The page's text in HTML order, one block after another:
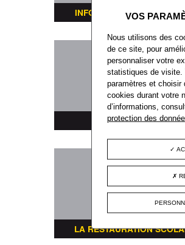
INFORMATIONS
PLAN DE LA VILLE
LA RESTAURATION
Nous utilisons des
de ce site, pour
personnaliser votre
statistiques de visite.
paramètres et choisir
cookies durant votre
d’informations,
protection des